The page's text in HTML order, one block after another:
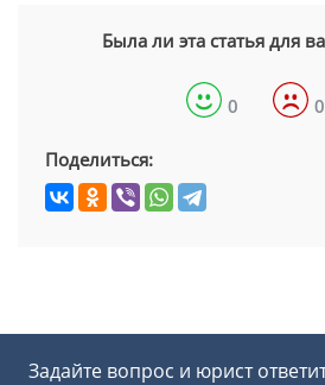
Была ли эта статья для
0 0
Поделиться:
Задайте вопрос и юрист